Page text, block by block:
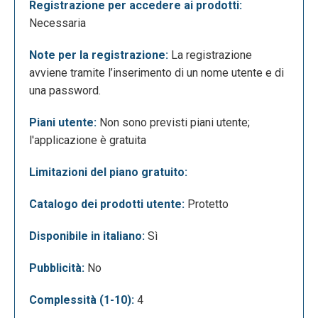
La seguente è la schermata di editing dei pad. Qui è
possibile creare le capsule di contenuti cliccando
può assegnare un titolo e un testo e si possono
inserire contenuti come file (Word, PDF, ecc),
Kahoot, Learning Apps, ecc), immagini o creare
documenti collaborativi con scrittura condivisa per
collaborare in tempo reale.
Registrazione per accedere ai prodotti:
Necessaria
Note per la registrazione: La registrazione
avviene tramite l’inserimento di un nome utente e di
una password.
Piani utente: Non sono previsti piani utente;
l'applicazione è gratuita
Limitazioni del piano gratuito:
Catalogo dei prodotti utente: Protetto
Disponibile in italiano: Sì
Pubblicità: No
Complessità (1-10): 4